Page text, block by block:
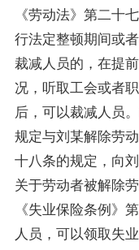
《劳动法》第二十
行法定整顿期间或
裁减人员的，在提
况，听取工会或者
后，可以裁减人员
规定与刘某解除劳
十八条的规定，向
关于劳动者被解除
《失业保险条例》
人员，可以领取失